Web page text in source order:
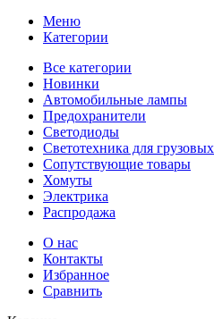
Меню
Категории
Все категории
Новинки
Автомобильные лампы
Предохранители
Светодиоды
Светотехника для
Сопутствующие товары
Хомуты
Электрика
Распродажа
О нас
Контакты
Избранное
Сравнить